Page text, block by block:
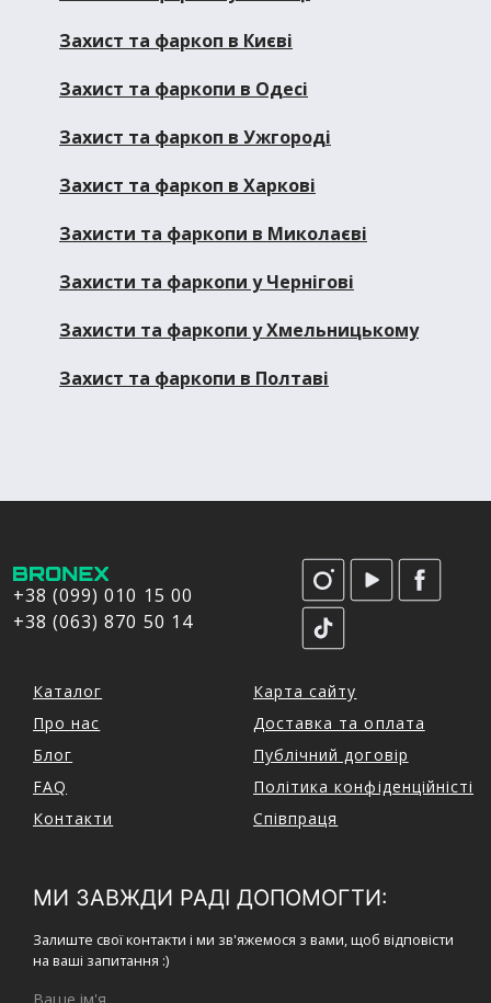
Захист та фаркоп в Києві
Захист та фаркопи в Одесі
Захист та фаркоп в Ужгороді
Захист та фаркоп в Харкові
Захисти та фаркопи в Миколаєві
Захисти та фаркопи у Чернігові
Захисти та фаркопи у Хмельницькому
Захист та фаркопи в Полтаві
+38 (099) 010 15 00
+38 (063) 870 50 14
Каталог
Про нас
Блог
FAQ
Контакти
Карта сайту
Доставка та оплата
Публічний договір
Політика конфіденційністі
Співпраця
МИ ЗАВЖДИ РАДІ ДОПОМОГТИ:
Залиште свої контакти і ми зв'яжемося з вами, щоб відповісти
на ваші запитання :)